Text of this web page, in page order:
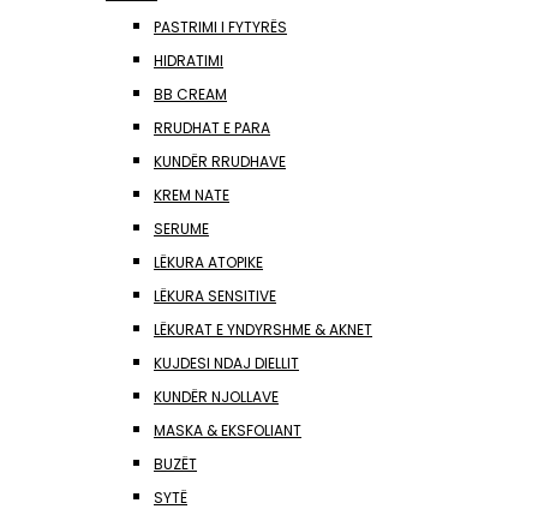
PASTRIMI I FYTYRËS
HIDRATIMI
BB CREAM
RRUDHAT E PARA
KUNDËR RRUDHAVE
KREM NATE
SERUME
LËKURA ATOPIKE
LËKURA SENSITIVE
LËKURAT E YNDYRSHME & AKNET
KUJDESI NDAJ DIELLIT
KUNDËR NJOLLAVE
MASKA & EKSFOLIANT
BUZËT
SYTË